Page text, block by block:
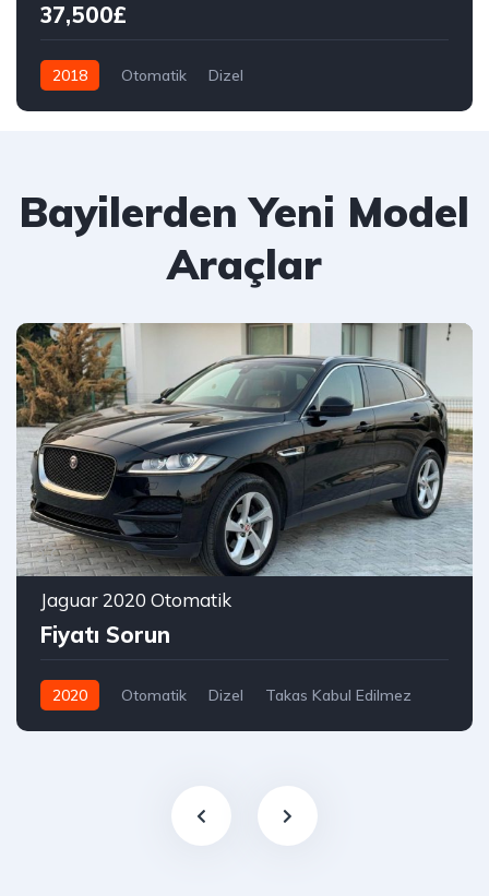
37,500£
2018 Otomatik Dizel
Bayilerden Yeni Model
Araçlar
Jaguar 2020 Otomatik
Fiyatı Sorun
2020 Otomatik Dizel Takas Kabul Edilmez